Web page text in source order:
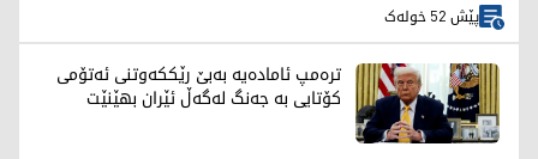
پێش 52 خولەک
ترەمپ ئامادەیە بەبێ رێککەوتنی ئەتۆمی
کۆتایی بە جەنگ لەگەڵ ئێران بهێنێت